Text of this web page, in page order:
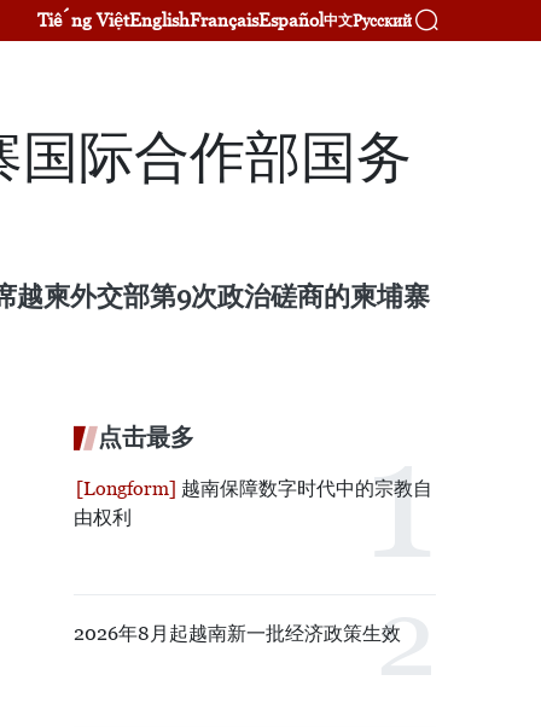
Tiếng ViệtEnglishFrançaisEspañol中文Русский
国际合作部国务
越柬外交部第9次政治磋商的柬埔寨
点击最多
越南保障数字时代中的宗教自
由权利
2026年8月起越南新一批经济政策生效